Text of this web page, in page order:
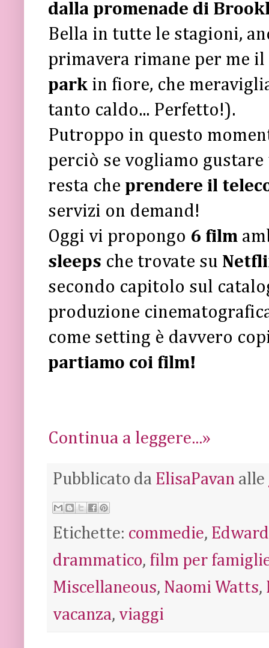
dalla promenade di
Bella in tutte le stagioni,
primavera rimane per me
park in fiore, che
tanto caldo... Perfetto!).
Putroppo in questo
perciò se vogliamo
resta che prendere il
servizi on demand!
Oggi vi propongo 6 film
sleeps che trovate su
secondo capitolo sul
produzione
come setting è davvero
partiamo coi film!
Continua a leggere...»
Pubblicato da ElisaPavan alle
Etichette: commedie,
drammatico, film per
Miscellaneous, Naomi Watts,
vacanza, viaggi